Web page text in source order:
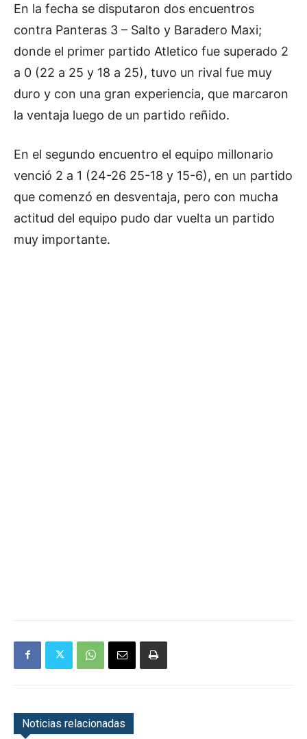
En la fecha se disputaron dos encuentros
contra Panteras 3 – Salto y Baradero Maxi;
donde el primer partido Atletico fue superado 2
a 0 (22 a 25 y 18 a 25), tuvo un rival fue muy
duro y con una gran experiencia, que marcaron
la ventaja luego de un partido reñido.
En el segundo encuentro el equipo millonario
venció 2 a 1 (24-26 25-18 y 15-6), en un partido
que comenzó en desventaja, pero con mucha
actitud del equipo pudo dar vuelta un partido
muy importante.
Noticias relacionadas